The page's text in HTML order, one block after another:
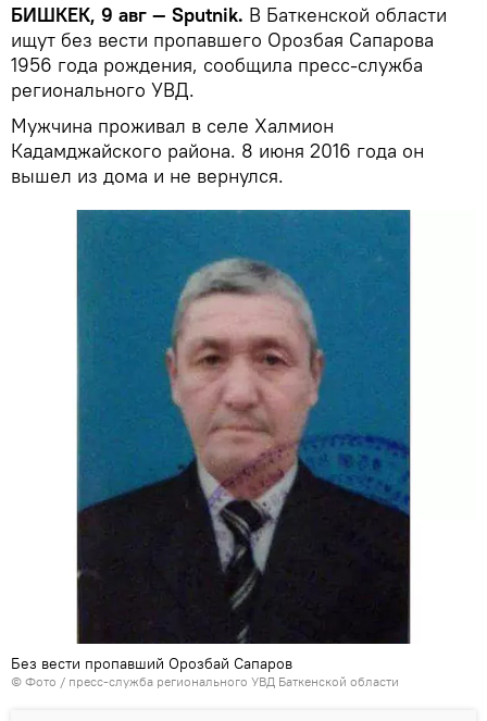
БИШКЕК, 9 авг — Sputnik. В Баткенской области
ищут без вести пропавшего Орозбая Сапарова
1956 года рождения, сообщила пресс-служба
регионального УВД.
Мужчина проживал в селе Халмион
Кадамджайского района. 8 июня 2016 года он
вышел из дома и не вернулся.
Без вести пропавший Орозбай Сапаров
© Фото / пресс-служба регионального УВД Баткенской области